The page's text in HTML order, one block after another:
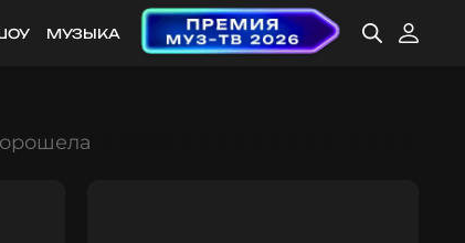
МУЗЫКА